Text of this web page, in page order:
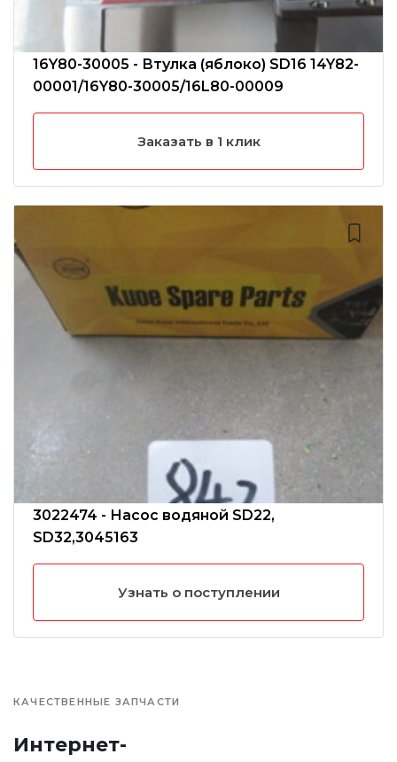
16Y80-30005 - Втулка (яблоко) SD16 14Y82-
00001/16Y80-30005/16L80-00009
Заказать в 1 клик
3022474 - Насос водяной SD22,
SD32,3045163
Узнать о поступлении
КАЧЕСТВЕННЫЕ ЗАПЧАСТИ
Интернет-